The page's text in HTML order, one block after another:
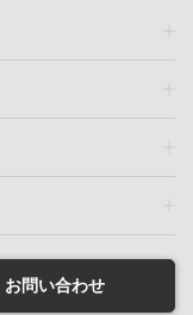
お問い合わせ